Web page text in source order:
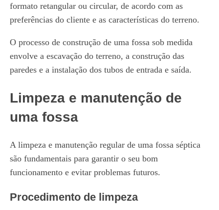
formato retangular ou circular, de acordo com as
preferências do cliente e as características do terreno.
O processo de construção de uma fossa sob medida
envolve a escavação do terreno, a construção das
paredes e a instalação dos tubos de entrada e saída.
Limpeza e manutenção de
uma fossa
A limpeza e manutenção regular de uma fossa séptica
são fundamentais para garantir o seu bom
funcionamento e evitar problemas futuros.
Procedimento de limpeza